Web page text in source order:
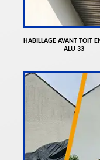
HABILLAGE AVANT TOIT
ALU 33